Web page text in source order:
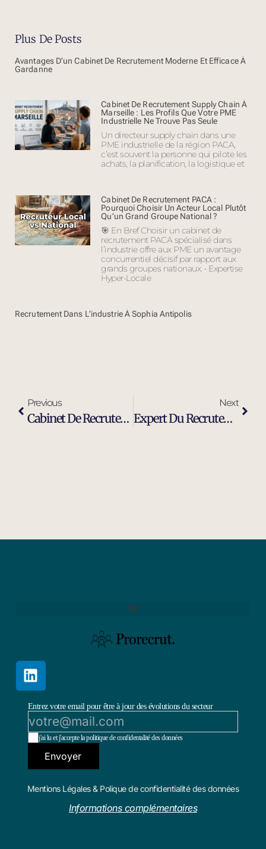
Plus De Posts
Avantages D’un Cabinet De Recrutement Moderne Et Efficace À
Gardanne
Cabinet De Recrutement Supply Chain À
Marseille : Les Profils Que Votre PME
Industrielle Ne Trouve Pas Seule
Un directeur supply chain dans une
PME industrielle de la région PACA,
c’est souvent la personne qui pilote les
achats, la planification, la logistique et
Cabinet De Recrutement PACA :
Pourquoi Choisir Un Acteur Local Plutôt
Qu’un Grand Groupe National ?
🎯 En Bref Choisir un cabinet de
recrutement PACA spécialisé dans
l’industrie offre aux PME un avantage
concurrentiel décisif par rapport aux
grands groupes nationaux. • Expertise
Hyper-Locale
Recrutement Dans L’industrie À Sophia Antipolis
Previous
Cabinet De Recrutement Ingénieur Maintenance Industrielle À Draguignan
Next
Expert Du Recrutement D’ingénieurs Et Cadres Dirigeants À Draguignan
Entrez votre email pour être à jour des évolutions du secteur
j'ai lu et j'accepte la politique de confidentalité des données
Envoyer
Mentions Légales & Polique de confidentialité des données
Informations complémentaires